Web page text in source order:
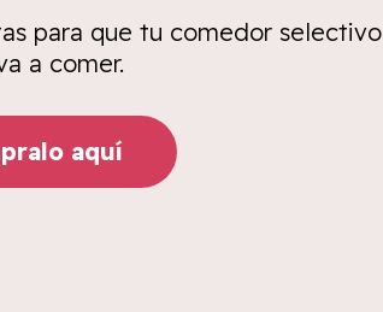
para que tu comedor selectivo
a comer.
aquí